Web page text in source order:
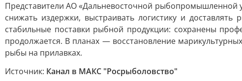
Представители АО «Дальневосточной рыбопромышленной
снижать издержки, выстраивать логистику и
стабильные поставки рыбной продукции: сохранены
продолжается. В планах — восстановление
рыбы на прилавках.
Источник: Канал в МАКС "Росрыболовство"